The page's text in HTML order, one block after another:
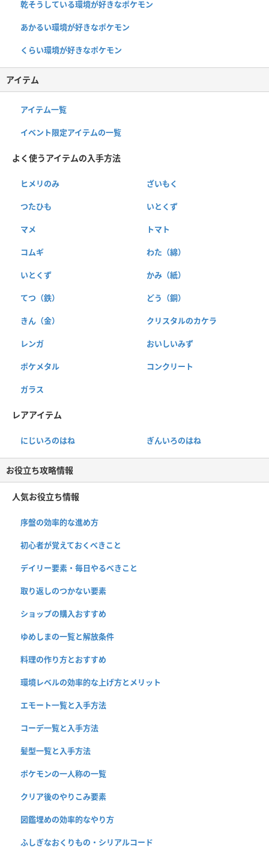
乾そうしている環境が好きなポケモン
あかるい環境が好きなポケモン
くらい環境が好きなポケモン
アイテム
アイテム一覧
イベント限定アイテムの一覧
よく使うアイテムの入手方法
ヒメリのみ ざいもく
つたひも いとくず
マメ トマト
コムギ わた（綿）
いとくず かみ（紙）
てつ（鉄） どう（銅）
きん（金） クリスタルのカケラ
レンガ おいしいみず
ポケメタル コンクリート
ガラス
レアアイテム
にじいろのはね ぎんいろのはね
お役立ち攻略情報
人気お役立ち情報
序盤の効率的な進め方
初心者が覚えておくべきこと
デイリー要素・毎日やるべきこと
取り返しのつかない要素
ショップの購入おすすめ
ゆめしまの一覧と解放条件
料理の作り方とおすすめ
環境レベルの効率的な上げ方とメリット
エモート一覧と入手方法
コーデ一覧と入手方法
髪型一覧と入手方法
ポケモンの一人称の一覧
クリア後のやりこみ要素
図鑑埋めの効率的なやり方
ふしぎなおくりもの・シリアルコード